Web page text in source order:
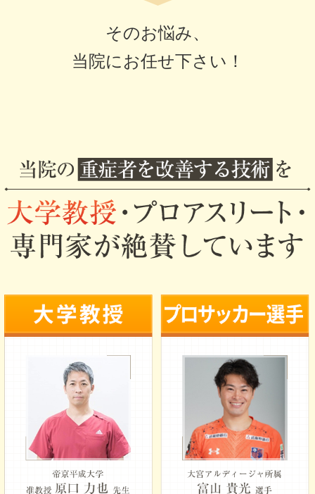
そのお悩み、
当院にお任せ下さい！